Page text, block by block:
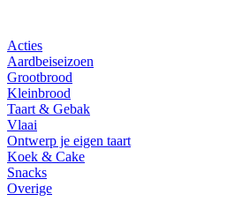
Acties
Aardbeiseizoen
Grootbrood
Kleinbrood
Taart & Gebak
Vlaai
Ontwerp je eigen taart
Koek & Cake
Snacks
Overige